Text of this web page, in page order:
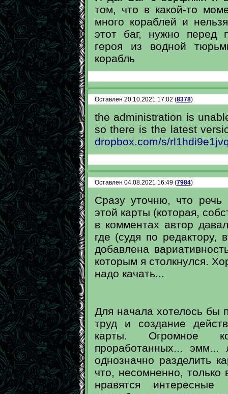
том, что в какой-то
много кораблей и
этот баг, нужно перед
героя из водной
корабль
Оставлен 20.10.2021 17:02 (8378)
the administration is
so there is the latest
dropbox.com/s/
Оставлен 04.08.2021 16:49 (7984)
Сразу уточню, что речь
этой карты (которая,
в комментах автор
где (судя по
добавлена
которым я столкнулся.
надо качать...
Для начала хотелось бы
труд и создание
карты. Огромное
проработанных...
однозначно разделить
что, несомненно,
нравятся